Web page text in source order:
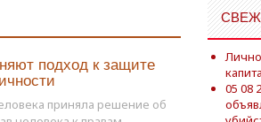
подход к защите
приняла решение об
05 08